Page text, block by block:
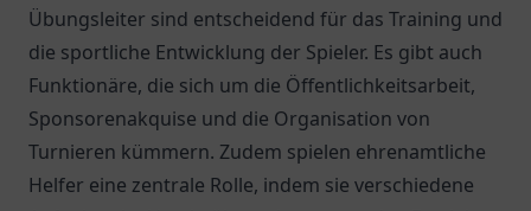
Übungsleiter sind entscheidend für das Training und
die sportliche Entwicklung der Spieler. Es gibt auch
Funktionäre, die sich um die Öffentlichkeitsarbeit,
Sponsorenakquise und die Organisation von
Turnieren kümmern. Zudem spielen ehrenamtliche
Helfer eine zentrale Rolle, indem sie verschiedene